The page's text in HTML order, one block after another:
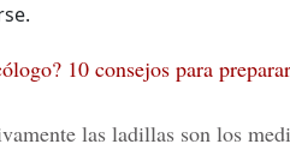
10 consejos para
las ladillas son los